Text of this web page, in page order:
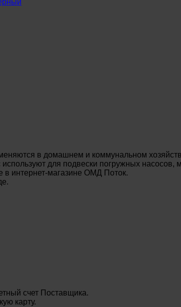
в домашнем и коммунальном
для подвески погружных насосов,
в интернет-магазине ОМД Поток.
счет Поставщика.
карту.